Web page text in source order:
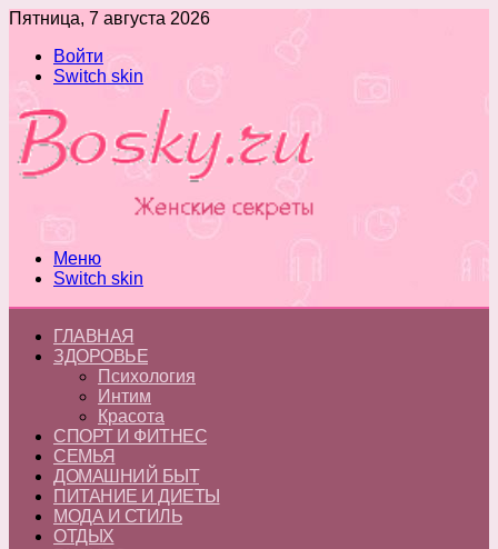
Пятница, 7 августа 2026
Войти
Switch skin
Меню
Switch skin
ГЛАВНАЯ
ЗДОРОВЬЕ
Психология
Интим
Красота
СПОРТ И ФИТНЕС
СЕМЬЯ
ДОМАШНИЙ БЫТ
ПИТАНИЕ И ДИЕТЫ
МОДА И СТИЛЬ
ОТДЫХ